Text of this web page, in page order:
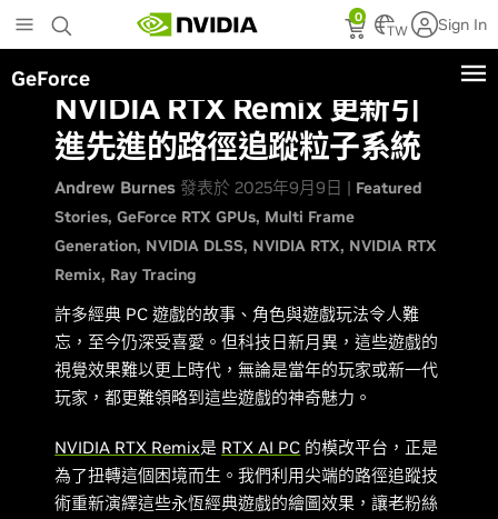
to
main
content
0
TW Sign In
GeForce
NVIDIA RTX Remix 更新引
進先進的路徑追蹤粒子系統
Andrew Burnes 發表於 2025年9月9日 | Featured
Stories GeForce RTX GPUs Multi Frame
Generation NVIDIA DLSS NVIDIA RTX NVIDIA RTX
Remix Ray Tracing
許多經典 PC 遊戲的故事、角色與遊戲玩法令人難
忘，至今仍深受喜愛。但科技日新月異，這些遊戲的
視覺效果難以更上時代，無論是當年的玩家或新一代
玩家，都更難領略到這些遊戲的神奇魅力。
NVIDIA RTX Remix是 RTX AI PC 的模改平台，正是
為了扭轉這個困境而生。我們利用尖端的路徑追蹤技
術重新演繹這些永恆經典遊戲的繪圖效果，讓老粉絲